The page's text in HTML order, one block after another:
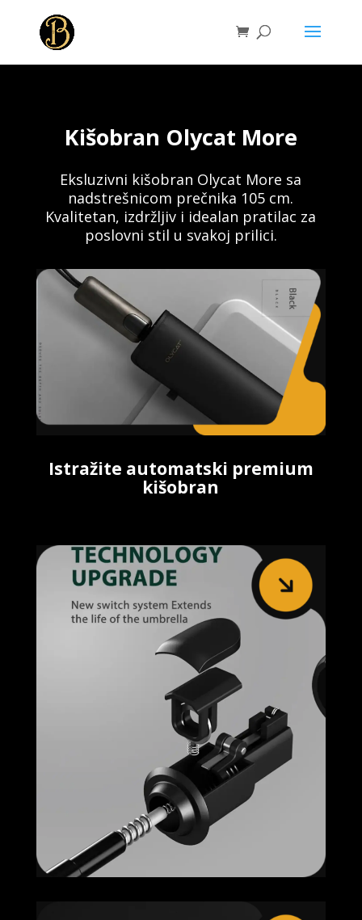
Kišobran Olycat More
Eksluzivni kišobran Olycat More sa
nadstrešnicom prečnika 105 cm.
Kvalitetan, izdržljiv i idealan pratilac za
poslovni stil u svakoj prilici.
Istražite automatski premium
kišobran